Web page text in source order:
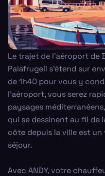
Le trajet de l'aéroport de
Palafrugell s'étend sur
de 1h40 pour vous y
l'aéroport, vous serez
paysages
qui se dessinent au fil de
côte depuis la ville est
séjour.
Avec ANDY, votre